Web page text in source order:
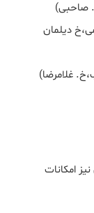
صاحبی)
دیلمان
غلامرضا)
نیز امکانات